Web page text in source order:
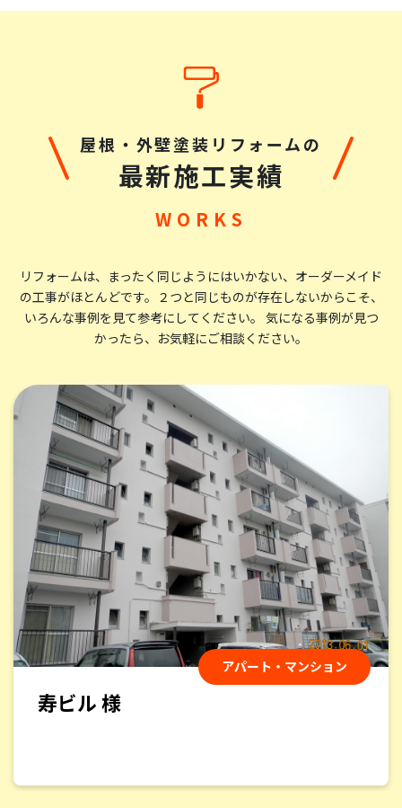
屋根・外壁塗装リフォームの
最新施工実績
リフォームは、まったく同じようにはいかない、オーダーメイド
の工事がほとんどです。 ２つと同じものが存在しないからこそ、
いろんな事例を見て参考にしてください。 気になる事例が見つ
かったら、お気軽にご相談ください。
min若葉 様
アパート・マンション